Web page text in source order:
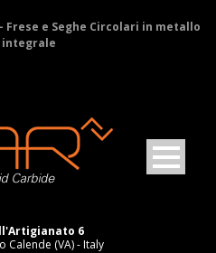
Frese e Seghe Circolari in metallo
integrale
6
Calende (VA) - Italy